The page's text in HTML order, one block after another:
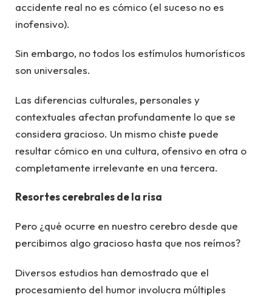
accidente real no es cómico (el suceso no es
inofensivo).
Sin embargo, no todos los estímulos humorísticos
son universales.
Las diferencias culturales, personales y
contextuales afectan profundamente lo que se
considera gracioso. Un mismo chiste puede
resultar cómico en una cultura, ofensivo en otra o
completamente irrelevante en una tercera.
Resortes cerebrales de la risa
Pero ¿qué ocurre en nuestro cerebro desde que
percibimos algo gracioso hasta que nos reímos?
Diversos estudios han demostrado que el
procesamiento del humor involucra múltiples